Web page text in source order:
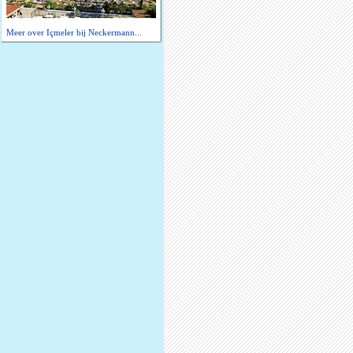
Meer over Içmeler bij Neckermann...